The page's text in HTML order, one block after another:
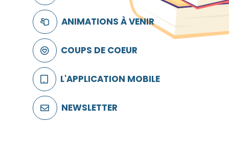
ANIMATIONS À VENIR
COUPS DE COEUR
L'APPLICATION MOBILE
NEWSLETTER